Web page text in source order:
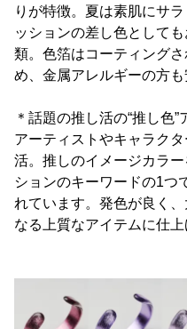
りが特徴。夏は素肌にサ
ッションの差し色として
類。色箔はコーティング
め、金属アレルギーの方も
＊話題の推し活の“推し色”
アーティストやキャラク
活。推しのイメージカラー
ションのキーワードの1つ
れています。発色が良く
なる上質なアイテムに仕上